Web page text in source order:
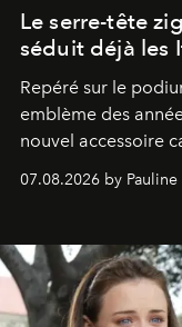
Le serre-tête
séduit déjà les
Repéré sur le
emblème des
nouvel accessoire
s'arrachent déjà.
07.08.2026 by